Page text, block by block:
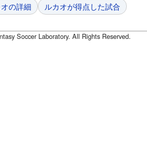
の詳細 ルカオが得点した試合
Soccer Laboratory. All Rights Reserved.